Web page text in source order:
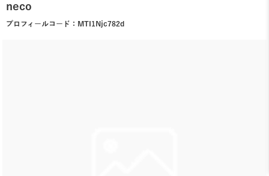
neco
プロフィールコード： MTI1Njc782d